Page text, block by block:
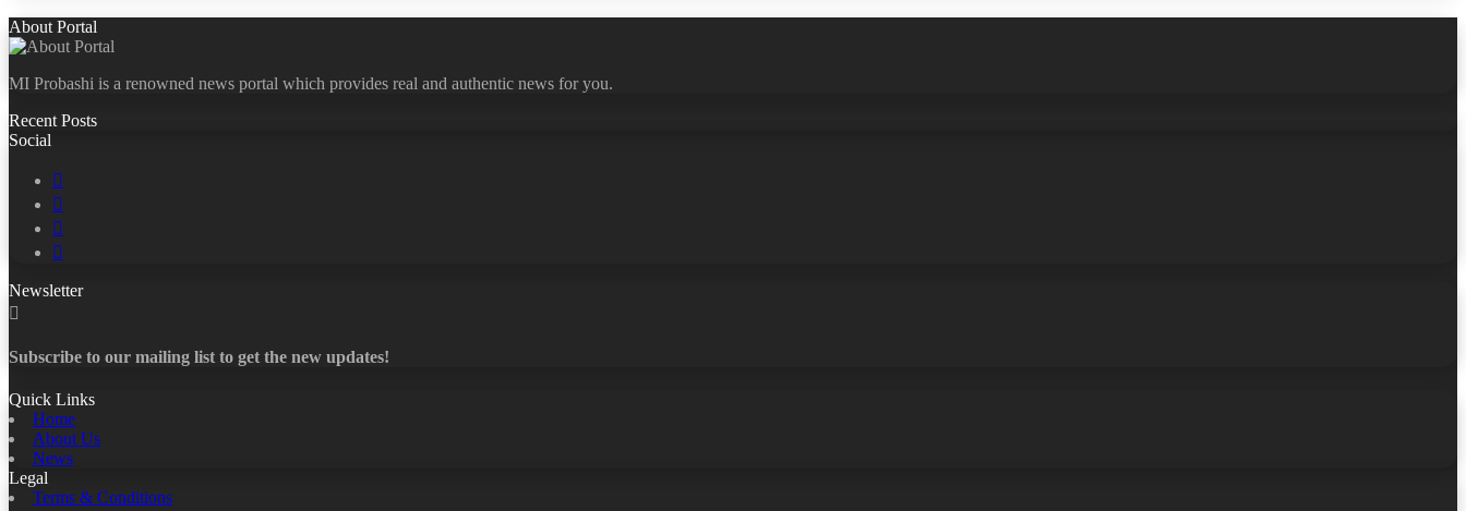
About Portal
MI Probashi is a renowned news portal which provides real and authentic news for you.
Recent Posts
Social
Newsletter
Subscribe to our mailing list to get the new updates!
Quick Links
Home
About Us
News
Legal
Terms & Conditions